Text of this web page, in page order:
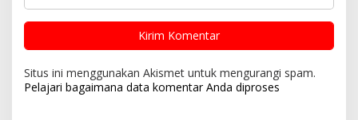
Situs ini menggunakan Akismet untuk mengurangi spam.
Pelajari bagaimana data komentar Anda diproses